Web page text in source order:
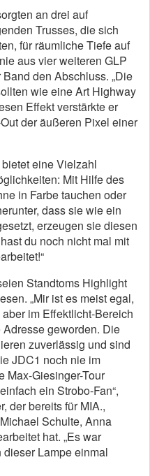
an drei auf
Trusses, die sich
für räumliche Tiefe auf
aus vier weiteren GLP
den Abschluss. „Die
wie eine Art Highway
Effekt verstärkte er
der äußeren Pixel einer
eine Vielzahl
Mit Hilfe des
in Farbe tauchen oder
dass sie wie ein
erzeugen sie diesen
du noch nicht mal mit
Standtoms Highlight
„Mir ist es meist egal,
im Effektlicht-Bereich
geworden. Die
zuverlässig und sind
JDC1 noch nie im
Max-Giesinger-Tour
ein Strobo-Fan“,
der bereits für MIA.,
Schulte, Anna
hat. „Es war
Lampe einmal